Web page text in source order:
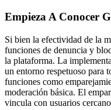
Empieza A Conocer
Si bien la efectividad de la
funciones de denuncia y
la plataforma. La
un entorno respetuoso para
funciones como
moderación básica. El
vincula con usuarios